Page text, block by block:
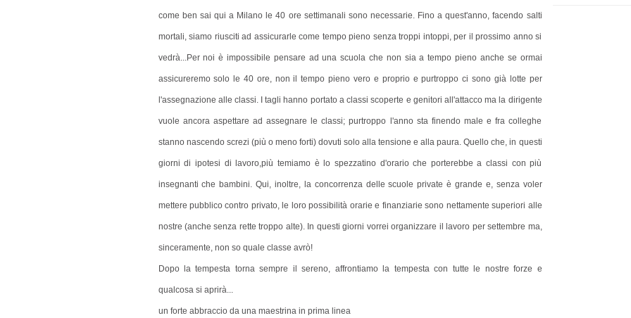
come ben sai qui a Milano le 40 ore settimanali sono necessarie. Fino a quest'anno, facendo salti
mortali, siamo riusciti ad assicurarle come tempo pieno senza troppi intoppi, per il prossimo anno si
vedrà...Per noi è impossibile pensare ad una scuola che non sia a tempo pieno anche se ormai
assicureremo solo le 40 ore, non il tempo pieno vero e proprio e purtroppo ci sono già lotte per
l'assegnazione alle classi. I tagli hanno portato a classi scoperte e genitori all'attacco ma la dirigente
vuole ancora aspettare ad assegnare le classi; purtroppo l'anno sta finendo male e fra colleghe
stanno nascendo screzi (più o meno forti) dovuti solo alla tensione e alla paura. Quello che, in questi
giorni di ipotesi di lavoro,più temiamo è lo spezzatino d'orario che porterebbe a classi con più
insegnanti che bambini. Qui, inoltre, la concorrenza delle scuole private è grande e, senza voler
mettere pubblico contro privato, le loro possibilità orarie e finanziarie sono nettamente superiori alle
nostre (anche senza rette troppo alte). In questi giorni vorrei organizzare il lavoro per settembre ma,
sinceramente, non so quale classe avrò!
Dopo la tempesta torna sempre il sereno, affrontiamo la tempesta con tutte le nostre forze e
qualcosa si aprirà...
un forte abbraccio da una maestrina in prima linea